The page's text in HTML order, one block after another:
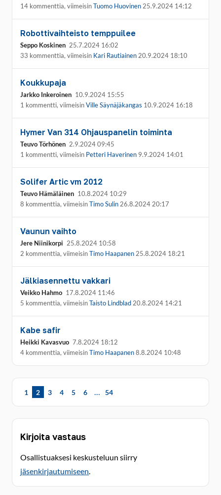
14 kommenttia, viimeisinTuomo Huovinen 25.9.2024 14:12
Robottivaihteisto temppuilee
Seppo Koskinen 25.7.2024 16:02
33 kommenttia, viimeisin Kari Rautiainen 20.9.2024 18:10
Koukkupaja
Jarkko Inkeroinen 10.9.2024 15:55
1 kommentti, viimeisinVille Säynäjäkangas 10.9.2024 16:18
Hymer Van 314 Ohjauspanelin toiminta
Teuvo Törhönen 2.9.2024 09:45
1 kommentti, viimeisin Petteri Haverinen 9.9.2024 14:01
Solifer Artic vm 2012
Teuvo Hämäläinen 10.8.2024 10:29
8 kommenttia, viimeisinTimo Sulin 26.8.2024 20:17
Vaunun vaihto
Jere Niinikorpi 25.8.2024 10:58
2 kommenttia, viimeisinTimo Haapanen 25.8.2024 18:21
Jälkiasennettu vakkari
Veikko Hahmo 17.8.2024 11:46
5 kommenttia, viimeisinTaisto Lindblad 20.8.2024 14:21
Kabe safir
Heikki Kavasvuo 7.8.2024 18:12
4 kommenttia, viimeisinTimo Haapanen8.8.2024 10:48
1 2 3 4 5 6 … 54
Kirjoita vastaus
Osallistuaksesi keskusteluun siirry
jäsenkirjautumiseen.